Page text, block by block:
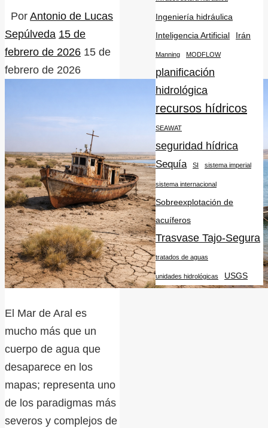
Por Antonio de Lucas
Sepúlveda 15 de
febrero de 2026 15 de
febrero de 2026
El Mar de Aral es
mucho más que un
cuerpo de agua que
desaparece en los
mapas; representa uno
de los paradigmas más
severos y complejos de
Ingeniería hidráulica
Inteligencia Artificial
Irán
Manning MODFLOW
planificación
hidrológica
recursos hídricos
SEAWAT
seguridad hídrica
Sequía SI sistema imperial
sistema internacional
Sobreexplotación de
acuíferos
Trasvase Tajo-Segura
tratados de aguas
unidades hidrológicas USGS